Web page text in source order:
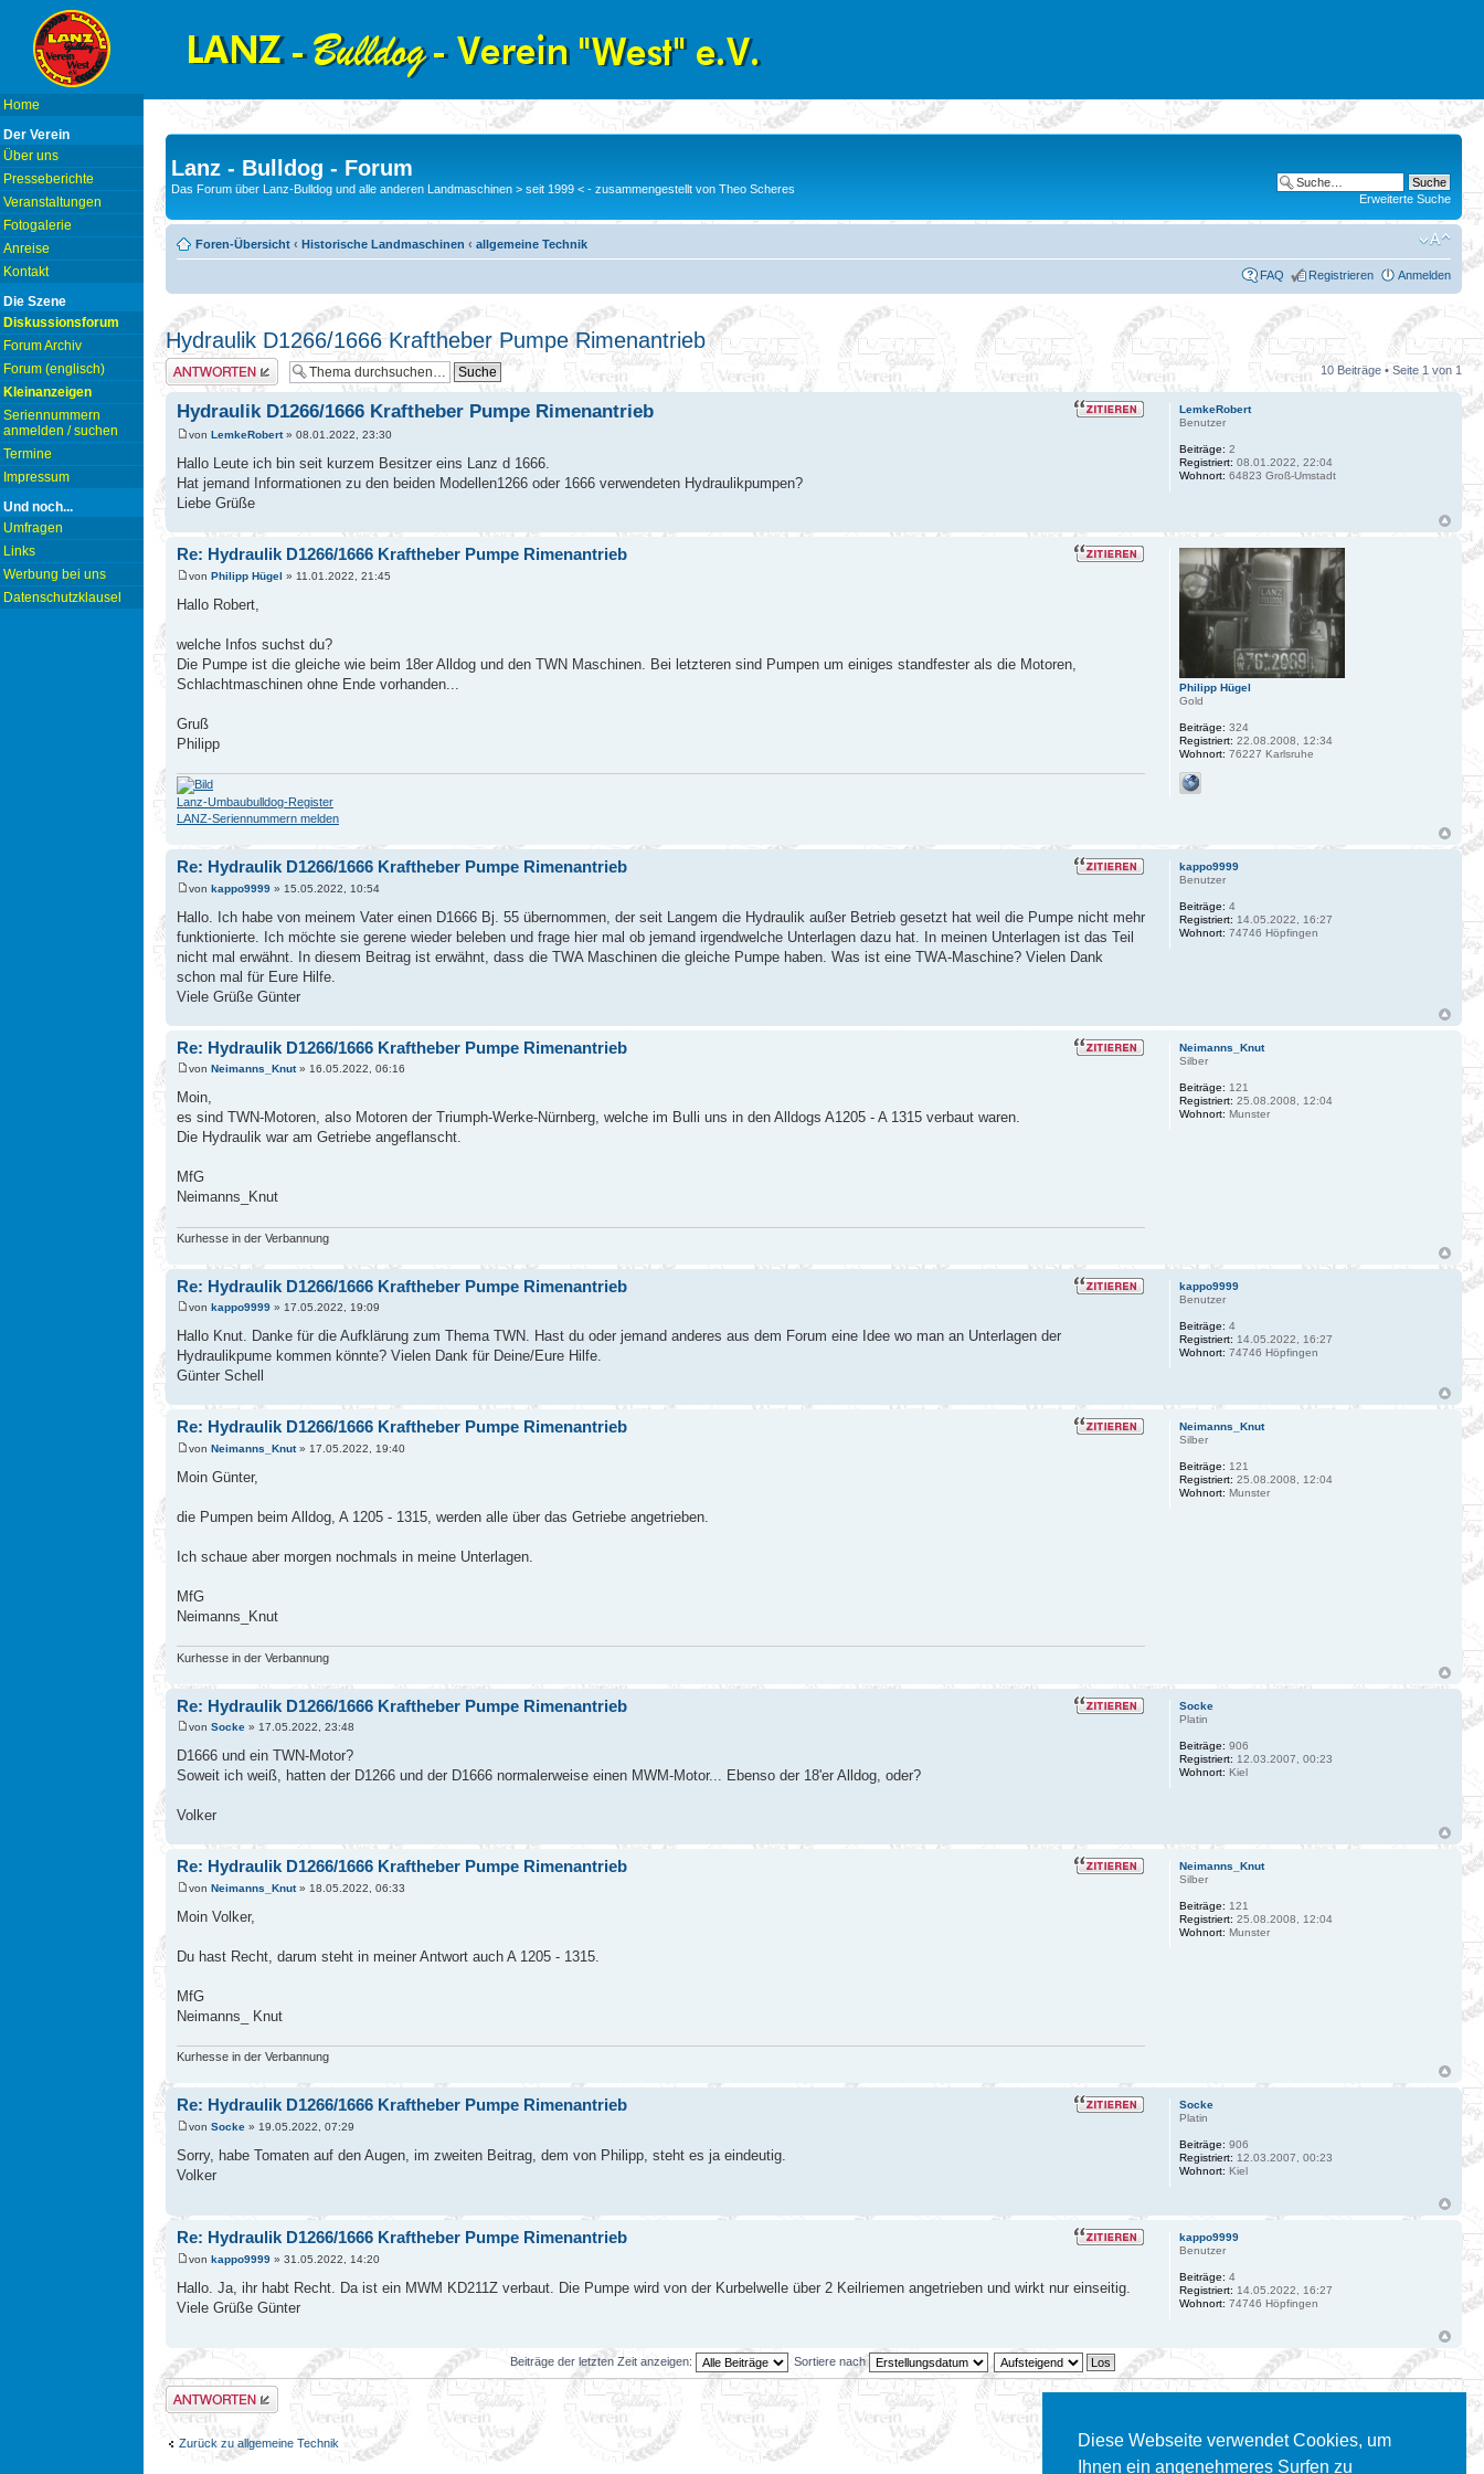
Diese Webseite verwendet Cookies, um
Ihnen ein angenehmeres Surfen zu
Home
Der Verein
Über uns
Presseberichte
Veranstaltungen
Fotogalerie
Anreise
Kontakt
Die Szene
Diskussionsforum
Forum Archiv
Forum (englisch)
Kleinanzeigen
Seriennummern
anmelden / suchen
Termine
Impressum
Und noch...
Umfragen
Links
Werbung bei uns
Datenschutzklausel
Lanz - Bulldog - Forum
Das Forum über Lanz-Bulldog und alle anderen Landmaschinen > seit 1999 < - zusammengestellt von Theo Scheres
Erweiterte Suche
Foren-Übersicht ‹ Historische Landmaschinen ‹ allgemeine Technik
FAQ Registrieren Anmelden
Hydraulik D1266/1666 Kraftheber Pumpe Rimenantrieb
Antwort erstellen 10 Beiträge • Seite 1 von 1
Hydraulik D1266/1666 Kraftheber Pumpe Rimenantrieb
von LemkeRobert» 08.01.2022, 23:30
Hallo Leute ich bin seit kurzem Besitzer eins Lanz d 1666.
Hat jemand Informationen zu den beiden Modellen1266 oder 1666 verwendeten Hydraulikpumpen?
Liebe Grüße
LemkeRobert
Benutzer
Beiträge: 2
Registriert: 08.01.2022, 22:04
Wohnort: 64823 Groß-Umstadt
Re: Hydraulik D1266/1666 Kraftheber Pumpe Rimenantrieb
von Philipp Hügel » 11.01.2022, 21:45
Hallo Robert,
welche Infos suchst du?
Die Pumpe ist die gleiche wie beim 18er Alldog und den TWN Maschinen. Bei letzteren sind Pumpen um einiges standfester als die Motoren,
Schlachtmaschinen ohne Ende vorhanden...
Gruß
Philipp
Lanz-Umbaubulldog-Register
LANZ-Seriennummern melden
Philipp Hügel
Gold
Beiträge: 324
Registriert: 22.08.2008, 12:34
Wohnort: 76227 Karlsruhe
Re: Hydraulik D1266/1666 Kraftheber Pumpe Rimenantrieb
von kappo9999 » 15.05.2022, 10:54
Hallo. Ich habe von meinem Vater einen D1666 Bj. 55 übernommen, der seit Langem die Hydraulik außer Betrieb gesetzt hat weil die Pumpe nicht mehr
funktionierte. Ich möchte sie gerene wieder beleben und frage hier mal ob jemand irgendwelche Unterlagen dazu hat. In meinen Unterlagen ist das Teil
nicht mal erwähnt. In diesem Beitrag ist erwähnt, dass die TWA Maschinen die gleiche Pumpe haben. Was ist eine TWA-Maschine? Vielen Dank
schon mal für Eure Hilfe.
Viele Grüße Günter
kappo9999
Benutzer
Beiträge: 4
Registriert: 14.05.2022, 16:27
Wohnort: 74746 Höpfingen
Re: Hydraulik D1266/1666 Kraftheber Pumpe Rimenantrieb
von Neimanns_Knut» 16.05.2022, 06:16
Moin,
es sind TWN-Motoren, also Motoren der Triumph-Werke-Nürnberg, welche im Bulli uns in den Alldogs A1205 - A 1315 verbaut waren.
Die Hydraulik war am Getriebe angeflanscht.
MfG
Neimanns_Knut
Kurhesse in der Verbannung
Neimanns_Knut
Silber
Beiträge: 121
Registriert: 25.08.2008, 12:04
Wohnort: Munster
Re: Hydraulik D1266/1666 Kraftheber Pumpe Rimenantrieb
von kappo9999 » 17.05.2022, 19:09
Hallo Knut. Danke für die Aufklärung zum Thema TWN. Hast du oder jemand anderes aus dem Forum eine Idee wo man an Unterlagen der
Hydraulikpume kommen könnte? Vielen Dank für Deine/Eure Hilfe.
Günter Schell
kappo9999
Benutzer
Beiträge: 4
Registriert: 14.05.2022, 16:27
Wohnort: 74746 Höpfingen
Re: Hydraulik D1266/1666 Kraftheber Pumpe Rimenantrieb
von Neimanns_Knut» 17.05.2022, 19:40
Moin Günter,
die Pumpen beim Alldog, A 1205 - 1315, werden alle über das Getriebe angetrieben.
Ich schaue aber morgen nochmals in meine Unterlagen.
MfG
Neimanns_Knut
Kurhesse in der Verbannung
Neimanns_Knut
Silber
Beiträge: 121
Registriert: 25.08.2008, 12:04
Wohnort: Munster
Re: Hydraulik D1266/1666 Kraftheber Pumpe Rimenantrieb
von Socke » 17.05.2022, 23:48
D1666 und ein TWN-Motor?
Soweit ich weiß, hatten der D1266 und der D1666 normalerweise einen MWM-Motor... Ebenso der 18'er Alldog, oder?
Volker
Socke
Platin
Beiträge: 906
Registriert: 12.03.2007, 00:23
Wohnort: Kiel
Re: Hydraulik D1266/1666 Kraftheber Pumpe Rimenantrieb
von Neimanns_Knut» 18.05.2022, 06:33
Moin Volker,
Du hast Recht, darum steht in meiner Antwort auch A 1205 - 1315.
MfG
Neimanns_ Knut
Kurhesse in der Verbannung
Neimanns_Knut
Silber
Beiträge: 121
Registriert: 25.08.2008, 12:04
Wohnort: Munster
Re: Hydraulik D1266/1666 Kraftheber Pumpe Rimenantrieb
von Socke » 19.05.2022, 07:29
Sorry, habe Tomaten auf den Augen, im zweiten Beitrag, dem von Philipp, steht es ja eindeutig.
Volker
Socke
Platin
Beiträge: 906
Registriert: 12.03.2007, 00:23
Wohnort: Kiel
Re: Hydraulik D1266/1666 Kraftheber Pumpe Rimenantrieb
von kappo9999 » 31.05.2022, 14:20
Hallo. Ja, ihr habt Recht. Da ist ein MWM KD211Z verbaut. Die Pumpe wird von der Kurbelwelle über 2 Keilriemen angetrieben und wirkt nur einseitig.
Viele Grüße Günter
kappo9999
Benutzer
Beiträge: 4
Registriert: 14.05.2022, 16:27
Wohnort: 74746 Höpfingen
Beiträge der letzten Zeit anzeigen: Sortiere nach
Antwort erstellen
Zurück zu allgemeine Technik Gehe zu: